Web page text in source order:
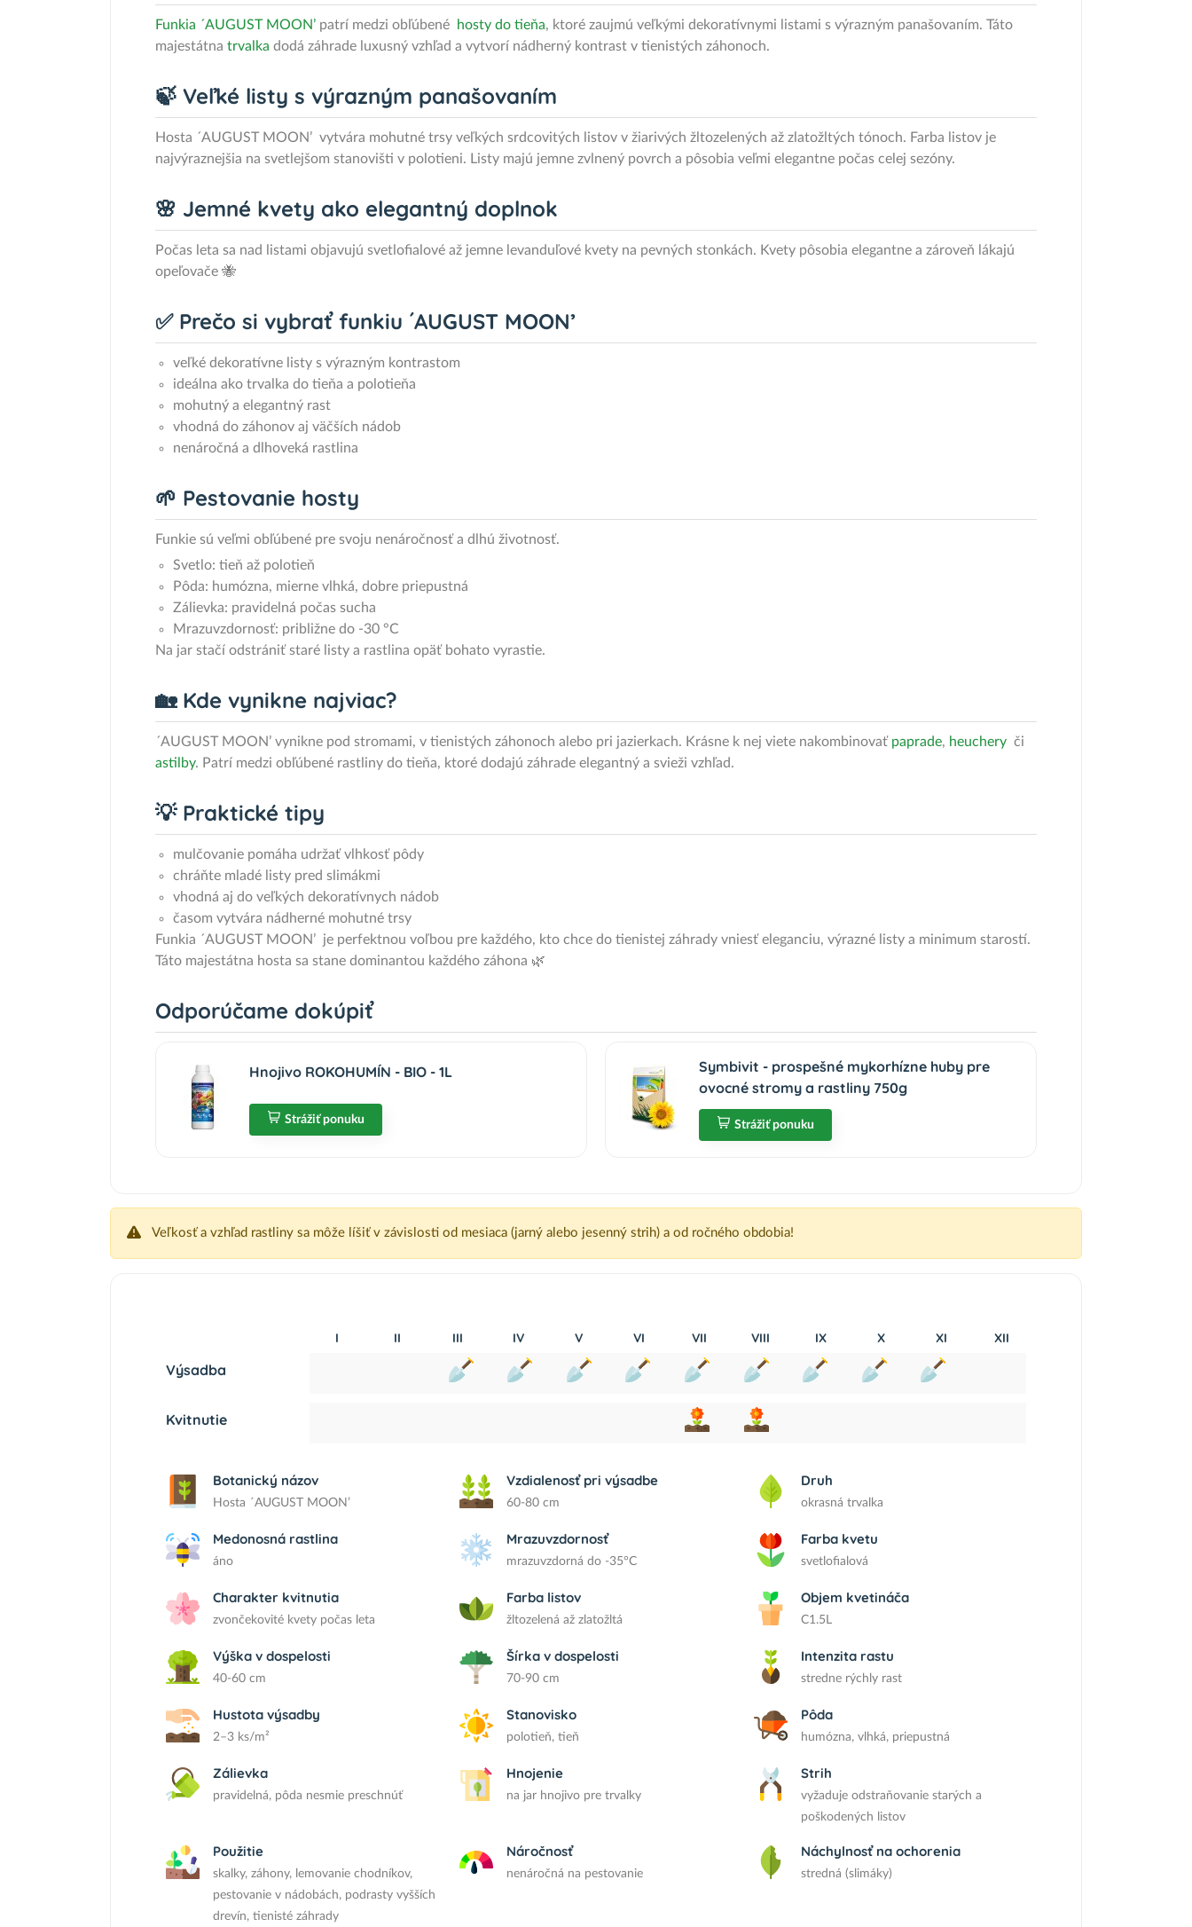
Funkia ´AUGUST MOON’ patrí medzi obľúbené hosty do tieňa, ktoré zaujmú veľkými dekoratívnymi listami s výrazným panašovaním. Táto
majestátna trvalka dodá záhrade luxusný vzhľad a vytvorí nádherný kontrast v tienistých záhonoch.
🍃 Veľké listy s výrazným panašovaním
Hosta ´AUGUST MOON’ vytvára mohutné trsy veľkých srdcovitých listov v žiarivých žltozelených až zlatožltých tónoch. Farba listov je
najvýraznejšia na svetlejšom stanovišti v polotieni. Listy majú jemne zvlnený povrch a pôsobia veľmi elegantne počas celej sezóny.
🌸 Jemné kvety ako elegantný doplnok
Počas leta sa nad listami objavujú svetlofialové až jemne levanduľové kvety na pevných stonkách. Kvety pôsobia elegantne a zároveň lákajú
opeľovače 🐝
✅ Prečo si vybrať funkiu ´AUGUST MOON’
veľké dekoratívne listy s výrazným kontrastom
ideálna ako trvalka do tieňa a polotieňa
mohutný a elegantný rast
vhodná do záhonov aj väčších nádob
nenáročná a dlhoveká rastlina
🌱 Pestovanie hosty
Funkie sú veľmi obľúbené pre svoju nenáročnosť a dlhú životnosť.
Svetlo: tieň až polotieň
Pôda: humózna, mierne vlhká, dobre priepustná
Zálievka: pravidelná počas sucha
Mrazuvzdornosť: približne do -30 °C
Na jar stačí odstrániť staré listy a rastlina opäť bohato vyrastie.
🏡 Kde vynikne najviac?
´AUGUST MOON’ vynikne pod stromami, v tienistých záhonoch alebo pri jazierkach. Krásne k nej viete nakombinovať paprade, heuchery či
astilby. Patrí medzi obľúbené rastliny do tieňa, ktoré dodajú záhrade elegantný a svieži vzhľad.
💡 Praktické tipy
mulčovanie pomáha udržať vlhkosť pôdy
chráňte mladé listy pred slimákmi
vhodná aj do veľkých dekoratívnych nádob
časom vytvára nádherné mohutné trsy
Funkia ´AUGUST MOON’ je perfektnou voľbou pre každého, kto chce do tienistej záhrady vniesť eleganciu, výrazné listy a minimum starostí.
Táto majestátna hosta sa stane dominantou každého záhona 🌿
Odporúčame dokúpiť
Hnojivo ROKOHUMÍN - BIO - 1L
Strážiť ponuku
Symbivit - prospešné mykorhízne huby pre
ovocné stromy a rastliny 750g
Strážiť ponuku
Veľkosť a vzhľad rastliny sa môže líšiť v závislosti od mesiaca (jarný alebo jesenný strih) a od ročného obdobia!
I II III IV V VI VII VIII IX X XI XII
Výsadba
Kvitnutie
Botanický názov
Hosta ´AUGUST MOON’
Vzdialenosť pri výsadbe
60-80 cm
Druh
okrasná trvalka
Medonosná rastlina
áno
Mrazuvzdornosť
mrazuvzdorná do -35°C
Farba kvetu
svetlofialová
Charakter kvitnutia
zvončekovité kvety počas leta
Farba listov
žltozelená až zlatožltá
Objem kvetináča
C1.5L
Výška v dospelosti
40-60 cm
Šírka v dospelosti
70-90 cm
Intenzita rastu
stredne rýchly rast
Hustota výsadby
2–3 ks/m²
Stanovisko
polotieň, tieň
Pôda
humózna, vlhká, priepustná
Zálievka
pravidelná, pôda nesmie preschnúť
Hnojenie
na jar hnojivo pre trvalky
Strih
vyžaduje odstraňovanie starých a
poškodených listov
Použitie
skalky, záhony, lemovanie chodníkov,
pestovanie v nádobách, podrasty vyšších
drevín, tienisté záhrady
Náročnosť
nenáročná na pestovanie
Náchylnosť na ochorenia
stredná (slimáky)